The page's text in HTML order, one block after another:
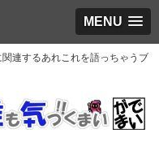
MENU
連するあれこれを語っちゃうブ